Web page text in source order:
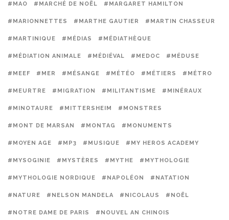
#MAO #MARCHÉ DE NOËL #MARGARET HAMILTON
#MARIONNETTES #MARTHE GAUTIER #MARTIN CHASSEUR
#MARTINIQUE #MÉDIAS #MÉDIATHÈQUE
#MÉDIATION ANIMALE #MÉDIÉVAL #MEDOC #MÉDUSE
#MEEF #MER #MÉSANGE #MÉTÉO #MÉTIERS #MÉTRO
#MEURTRE #MIGRATION #MILITANTISME #MINÉRAUX
#MINOTAURE #MITTERSHEIM #MONSTRES
#MONT DE MARSAN #MONTAG #MONUMENTS
#MOYEN AGE #MP3 #MUSIQUE #MY HEROS ACADEMY
#MYSOGINIE #MYSTÈRES #MYTHE #MYTHOLOGIE
#MYTHOLOGIE NORDIQUE #NAPOLÉON #NATATION
#NATURE #NELSON MANDELA #NICOLAUS #NOËL
#NOTRE DAME DE PARIS #NOUVEL AN CHINOIS